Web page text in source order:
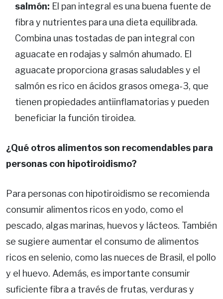
salmón: El pan integral es una buena fuente de
fibra y nutrientes para una dieta equilibrada.
Combina unas tostadas de pan integral con
aguacate en rodajas y salmón ahumado. El
aguacate proporciona grasas saludables y el
salmón es rico en ácidos grasos omega-3, que
tienen propiedades antiinflamatorias y pueden
beneficiar la función tiroidea.
¿Qué otros alimentos son recomendables para
personas con hipotiroidismo?
Para personas con hipotiroidismo se recomienda
consumir alimentos ricos en yodo, como el
pescado, algas marinas, huevos y lácteos. También
se sugiere aumentar el consumo de alimentos
ricos en selenio, como las nueces de Brasil, el pollo
y el huevo. Además, es importante consumir
suficiente fibra a través de frutas, verduras y